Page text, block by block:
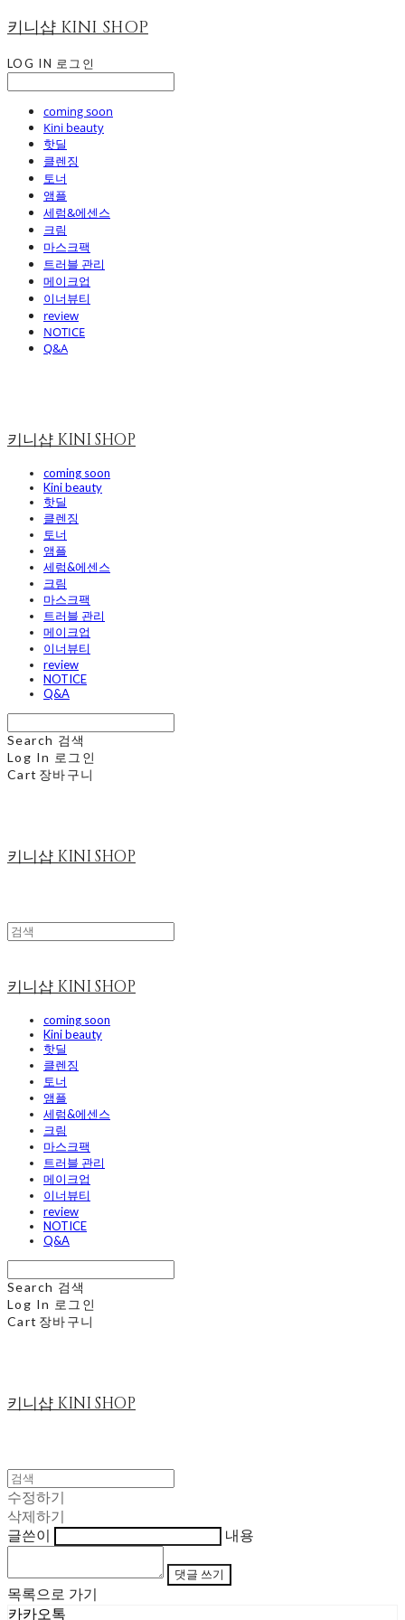
키니샵 KINI SHOP
LOG IN 로그인
coming soon
Kini beauty
핫딜
클렌징
토너
앰플
세럼&에센스
크림
마스크팩
트러블 관리
메이크업
이너뷰티
review
NOTICE
Q&A
키니샵 KINI SHOP
coming soon
Kini beauty
핫딜
클렌징
토너
앰플
세럼&에센스
크림
마스크팩
트러블 관리
메이크업
이너뷰티
review
NOTICE
Q&A
Search 검색
Log In 로그인
Cart 장바구니
키니샵 KINI SHOP
키니샵 KINI SHOP
coming soon
Kini beauty
핫딜
클렌징
토너
앰플
세럼&에센스
크림
마스크팩
트러블 관리
메이크업
이너뷰티
review
NOTICE
Q&A
Search 검색
Log In 로그인
Cart 장바구니
키니샵 KINI SHOP
수정하기
삭제하기
글쓴이
내용
댓글 쓰기
목록으로 가기
카카오톡